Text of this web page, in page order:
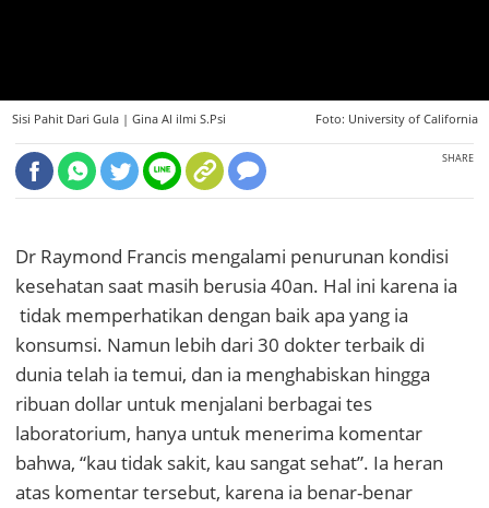
Sisi Pahit Dari Gula | Gina Al ilmi S.Psi Foto: University of California
SHARE
Dr Raymond Francis mengalami penurunan kondisi
kesehatan saat masih berusia 40an. Hal ini karena ia
tidak memperhatikan dengan baik apa yang ia
konsumsi. Namun lebih dari 30 dokter terbaik di
dunia telah ia temui, dan ia menghabiskan hingga
ribuan dollar untuk menjalani berbagai tes
laboratorium, hanya untuk menerima komentar
bahwa, “kau tidak sakit, kau sangat sehat”. Ia heran
atas komentar tersebut, karena ia benar-benar